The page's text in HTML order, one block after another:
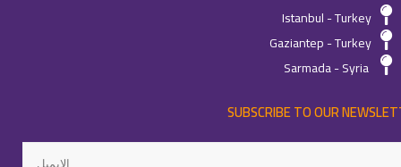
Istanbul - Turkey
Gaziantep - Turkey
Sarmada - Syria
SUBSCRIBE TO OUR